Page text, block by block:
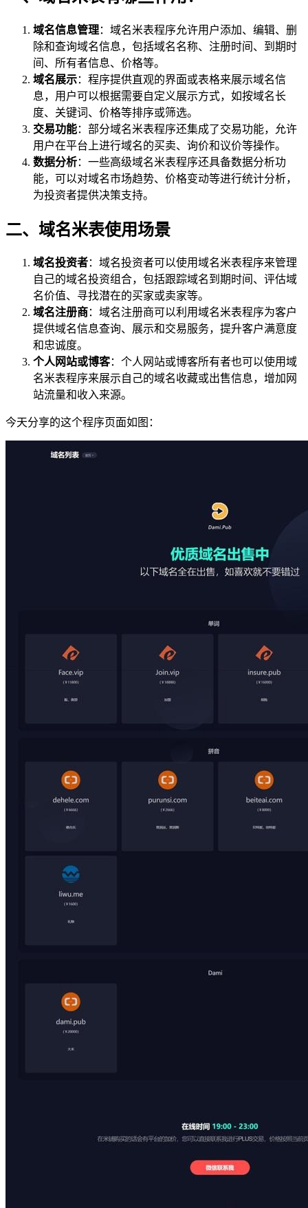
域名信息管理：域名米表程序允许用户添加、编辑、删
除和查询域名信息，包括域名名称、注册时间、到期时
间、所有者信息、价格等。
域名展示：程序提供直观的界面或表格来展示域名信
息，用户可以根据需要自定义展示方式，如按域名长
度、关键词、价格等排序或筛选。
交易功能：部分域名米表程序还集成了交易功能，允许
用户在平台上进行域名的买卖、询价和议价等操作。
数据分析：一些高级域名米表程序还具备数据分析功
能，可以对域名市场趋势、价格变动等进行统计分析，
为投资者提供决策支持。
二、域名米表使用场景
域名投资者：域名投资者可以使用域名米表程序来管理
自己的域名投资组合，包括跟踪域名到期时间、评估域
名价值、寻找潜在的买家或卖家等。
域名注册商：域名注册商可以利用域名米表程序为客户
提供域名信息查询、展示和交易服务，提升客户满意度
和忠诚度。
个人网站或博客：个人网站或博客所有者也可以使用域
名米表程序来展示自己的域名收藏或出售信息，增加网
站流量和收入来源。
今天分享的这个程序页面如图：